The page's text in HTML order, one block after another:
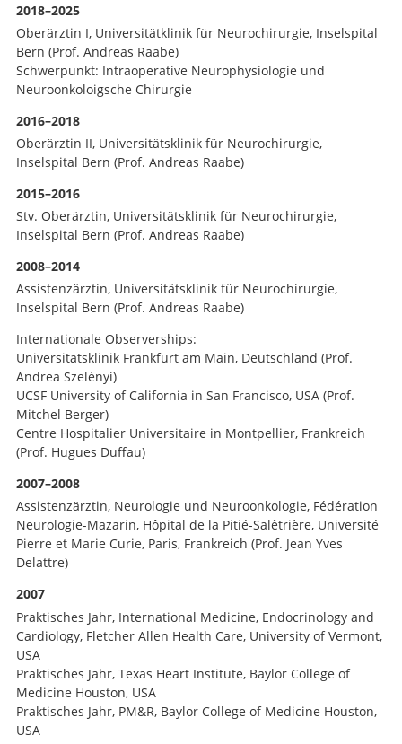
2018–2025
Oberärztin I, Universitätklinik für Neurochirurgie, Inselspital
Bern (Prof. Andreas Raabe)
Schwerpunkt: Intraoperative Neurophysiologie und
Neuroonkoloigsche Chirurgie
2016–2018
Oberärztin II, Universitätsklinik für Neurochirurgie,
Inselspital Bern (Prof. Andreas Raabe)
2015–2016
Stv. Oberärztin, Universitätsklinik für Neurochirurgie,
Inselspital Bern (Prof. Andreas Raabe)
2008–2014
Assistenzärztin, Universitätsklinik für Neurochirurgie,
Inselspital Bern (Prof. Andreas Raabe)
Internationale Observerships:
Universitätsklinik Frankfurt am Main, Deutschland (Prof.
Andrea Szelényi)
UCSF University of California in San Francisco, USA (Prof.
Mitchel Berger)
Centre Hospitalier Universitaire in Montpellier, Frankreich
(Prof. Hugues Duffau)
2007–2008
Assistenzärztin, Neurologie und Neuroonkologie, Fédération
Neurologie-Mazarin, Hôpital de la Pitié-Salêtrière, Université
Pierre et Marie Curie, Paris, Frankreich (Prof. Jean Yves
Delattre)
2007
Praktisches Jahr, International Medicine, Endocrinology and
Cardiology, Fletcher Allen Health Care, University of Vermont,
USA
Praktisches Jahr, Texas Heart Institute, Baylor College of
Medicine Houston, USA
Praktisches Jahr, PM&R, Baylor College of Medicine Houston,
USA